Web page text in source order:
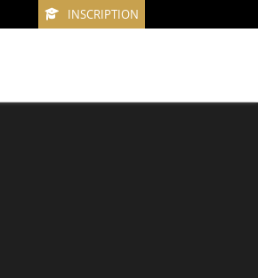
INSCRIPTION